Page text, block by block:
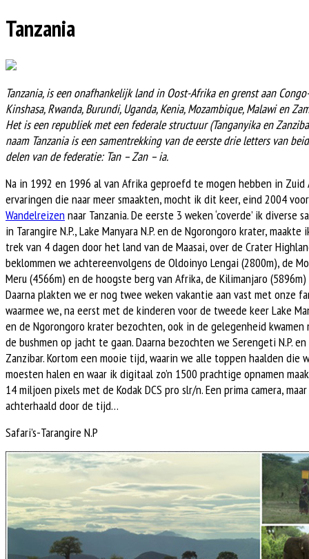
Tanzania
Tanzania, is een onafhankelijk land in Oost-Afrika en grenst aan Congo-
Kinshasa, Rwanda, Burundi, Uganda, Kenia, Mozambique, Malawi en
Het is een republiek met een federale structuur (Tanganyika en
naam Tanzania is een samentrekking van de eerste drie letters van
delen van de federatie: Tan – Zan – ia.
Na in 1992 en 1996 al van Afrika geproefd te mogen hebben in Zuid
ervaringen die naar meer smaakten, mocht ik dit keer, eind 2004
Wandelreizen naar Tanzania. De eerste 3 weken ‘coverde’ ik diverse
in Tarangire N.P., Lake Manyara N.P. en de Ngorongoro krater, maakte
trek van 4 dagen door het land van de Maasai, over de Crater
beklommen we achtereenvolgens de Oldoinyo Lengai (2800m), de
Meru (4566m) en de hoogste berg van Afrika, de Kilimanjaro (5896m)
Daarna plakten we er nog twee weken vakantie aan vast met onze
waarmee we, na eerst met de kinderen voor de tweede keer Lake
en de Ngorongoro krater bezochten, ook in de gelegenheid kwamen
de bushmen op jacht te gaan. Daarna bezochten we Serengeti N.P. en
Zanzibar. Kortom een mooie tijd, waarin we alle toppen haalden die
moesten halen en waar ik digitaal zo’n 1500 prachtige opnamen
14 miljoen pixels met de Kodak DCS pro slr/n. Een prima camera, maar
achterhaald door de tijd…
Safari’s-Tarangire N.P